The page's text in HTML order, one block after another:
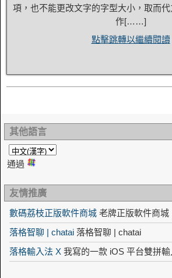
項，也不能更改文字的字型大小，取而代
作[……]
點擊跳轉以繼續閱讀
其他語言
通過
友情推廣
數碼荔枝正版軟件商城 老牌正版軟件商城
落格智聊 | chatai 落格智聊 | chatai
落格輸入法 X 我寫的一款 iOS 平台雙拼輸